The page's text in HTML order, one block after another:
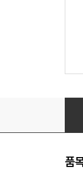
사
품